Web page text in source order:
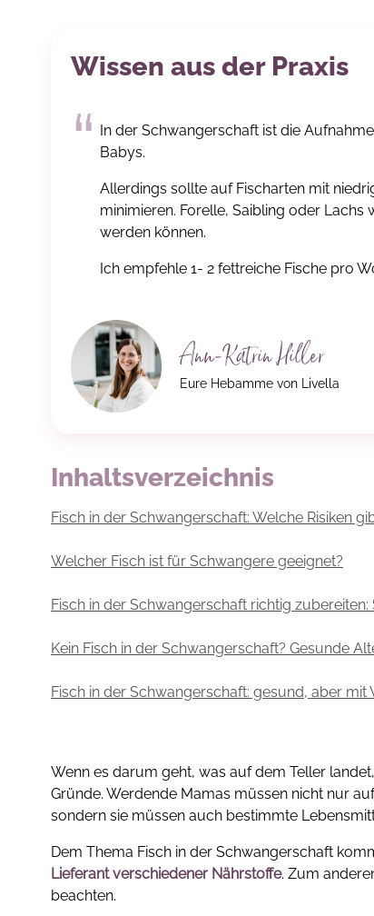
Wissen aus der Praxis
In der Schwangerschaft ist die
Babys.
Allerdings sollte auf Fischarten mit
minimieren. Forelle, Saibling oder
werden können.
Ich empfehle 1- 2 fettreiche Fische pro
Ann-Katrin Hiller
Eure Hebamme von Livella
Inhaltsverzeichnis
Fisch in der Schwangerschaft: Welche Risiken
Welcher Fisch ist für Schwangere geeignet?
Fisch in der Schwangerschaft richtig
Kein Fisch in der Schwangerschaft? Gesunde
Fisch in der Schwangerschaft: gesund, aber mit
Wenn es darum geht, was auf dem Teller
Gründe. Werdende Mamas müssen nicht nur
sondern sie müssen auch bestimmte
Dem Thema Fisch in der Schwangerschaft
Lieferant verschiedener Nährstoffe. Zum
beachten.